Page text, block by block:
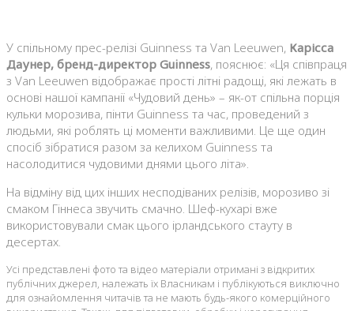
У спільному прес-релізі Guinness та Van Leeuwen, Карісса
Даунер, бренд-директор Guinness, пояснює: «Ця співпраця
з Van Leeuwen відображає прості літні радощі, які лежать в
основі нашої кампанії «Чудовий день» – як-от спільна порція
кульки морозива, пінти Guinness та час, проведений з
людьми, які роблять ці моменти важливими. Це ще один
спосіб зібратися разом за келихом Guinness та
насолодитися чудовими днями цього літа».
На відміну від цих інших несподіваних релізів, морозиво зі
смаком Гіннеса звучить смачно. Шеф-кухарі вже
використовували смак цього ірландського стауту в
десертах.
Усі представлені фото та відео матеріали отримані з відкритих
публічних джерел, належать їх Власникам і публікуються виключно
для ознайомлення читачів та не мають будь-якого комерційного